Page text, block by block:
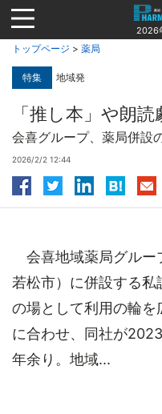
Jump
to
navigation
2026
トップページ > 薬局
特集 地域発
「推し本」や朗
会喜グループ、薬局併設
2026/2/2 12:44
会喜地域薬局グルー
若松市）に併設する
の場として利用の輪を
に合わせ、同社が
年余り。地域...